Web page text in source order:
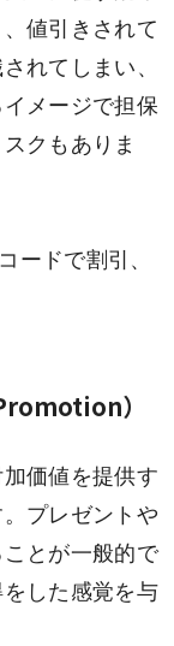
値引きされて
れてしまい、
メージで担保
クもありま
ードで割引、
）
価値を提供す
プレゼントや
とが一般的で
した感覚を与